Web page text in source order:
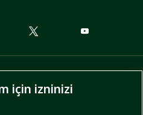
için izninizi